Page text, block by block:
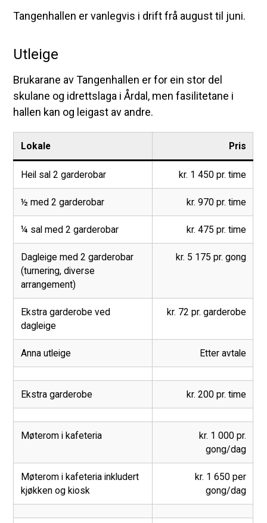
Tangenhallen er vanlegvis i drift frå august til juni.
Utleige
Brukarane av Tangenhallen er for ein stor del
skulane og idrettslaga i Årdal, men fasilitetane i
hallen kan og leigast av andre.
Lokale Pris
Heil sal 2 garderobar kr. 1 450 pr. time
½ med 2 garderobar kr. 970 pr. time
¼ sal med 2 garderobar kr. 475 pr. time
Dagleige med 2 garderobar
(turnering, diverse
arrangement)
kr. 5 175 pr. gong
Ekstra garderobe ved
dagleige
kr. 72 pr. garderobe
Anna utleige Etter avtale
Ekstra garderobe kr. 200 pr. time
Møterom i kafeteria
kr. 1 000 pr.
gong/dag
Møterom i kafeteria inkludert
kjøkken og kiosk
kr. 1 650 per
gong/dag